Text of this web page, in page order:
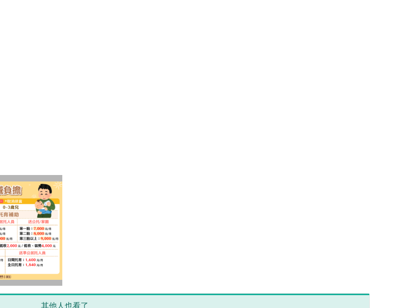
其他人也看了